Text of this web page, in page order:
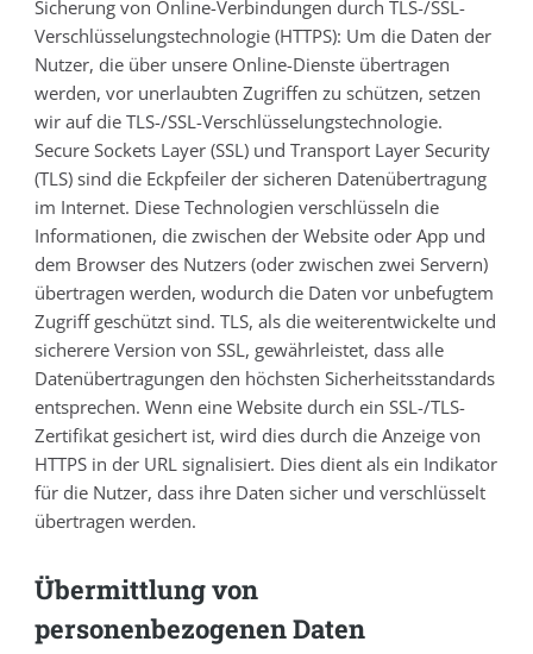
Sicherung von Online-Verbindungen durch TLS-/SSL-
Verschlüsselungstechnologie (HTTPS): Um die Daten der
Nutzer, die über unsere Online-Dienste übertragen
werden, vor unerlaubten Zugriffen zu schützen, setzen
wir auf die TLS-/SSL-Verschlüsselungstechnologie.
Secure Sockets Layer (SSL) und Transport Layer Security
(TLS) sind die Eckpfeiler der sicheren Datenübertragung
im Internet. Diese Technologien verschlüsseln die
Informationen, die zwischen der Website oder App und
dem Browser des Nutzers (oder zwischen zwei Servern)
übertragen werden, wodurch die Daten vor unbefugtem
Zugriff geschützt sind. TLS, als die weiterentwickelte und
sicherere Version von SSL, gewährleistet, dass alle
Datenübertragungen den höchsten Sicherheitsstandards
entsprechen. Wenn eine Website durch ein SSL-/TLS-
Zertifikat gesichert ist, wird dies durch die Anzeige von
HTTPS in der URL signalisiert. Dies dient als ein Indikator
für die Nutzer, dass ihre Daten sicher und verschlüsselt
übertragen werden.
Übermittlung von
personenbezogenen Daten